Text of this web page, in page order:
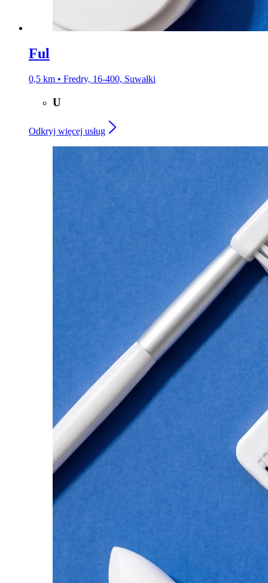
Ful
0,5 km • Fredry, 16-400, Suwałki
U
Odkryj więcej usług